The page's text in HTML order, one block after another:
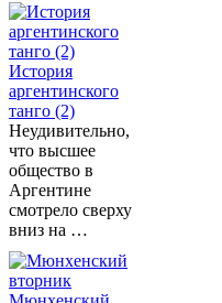
История
аргентинского
танго (2)
Неудивительно,
что высшее
общество в
Аргентине
смотрело сверху
вниз на …